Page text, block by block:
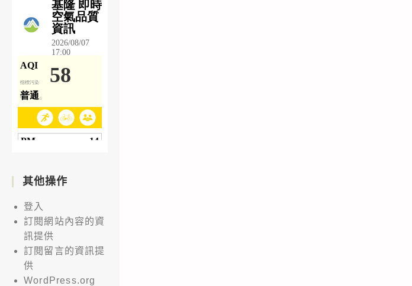
其他操作
登入
訂閱網站內容的資
訊提供
訂閱留言的資訊提
供
WordPress.org